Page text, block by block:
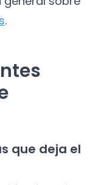
.
que deja el